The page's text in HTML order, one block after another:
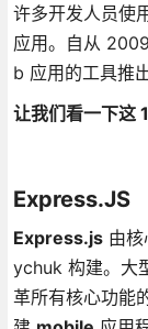
许多开发人员使
应用。自从
b 应用的工具推
让我们看一下这
Express.JS
Express.js由核
ychuk 构建。大
革所有核心功能